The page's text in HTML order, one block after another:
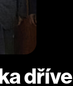
dříve